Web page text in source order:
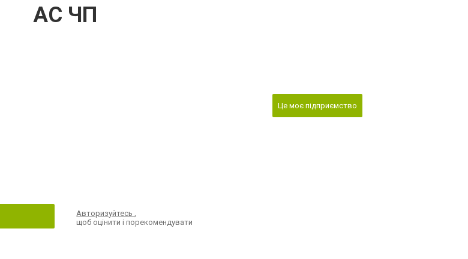
АС ЧП
Авторизуйтесь,
щоб оцінити і порекомендувати
Це моє підприємство